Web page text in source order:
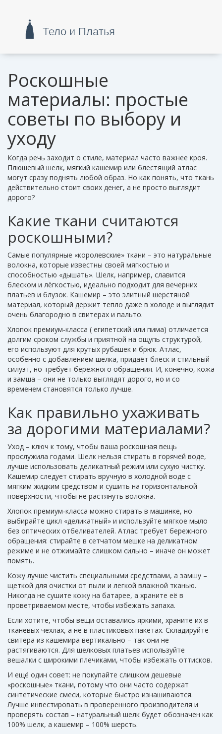
Роскошные
материалы: простые
советы по выбору и
уходу
Когда речь заходит о стиле, материал часто важнее кроя.
Плюшевый шелк, мягкий кашемир или блестящий атлас
могут сразу поднять любой образ. Но как понять, что ткань
действительно стоит своих денег, а не просто выглядит
дорого?
Какие ткани считаются
роскошными?
Самые популярные «королевские» ткани – это натуральные
волокна, которые известны своей мягкостью и
способностью «дышать». Шелк, например, славится
блеском и лёгкостью, идеально подходит для вечерних
платьев и блузок. Кашемир – это элитный шерстяной
материал, который держит тепло даже в холоде и выглядит
очень благородно в свитерах и пальто.
Хлопок премиум‑класса ( египетский или пима) отличается
долгим сроком службы и приятной на ощупь структурой,
его используют для крутых рубашек и брюк. Атлас,
особенно с добавлением шелка, придаёт блеск и стильный
силуэт, но требует бережного обращения. И, конечно, кожа
и замша – они не только выглядят дорого, но и со
временем становятся только лучше.
Как правильно ухаживать
за дорогими материалами?
Уход – ключ к тому, чтобы ваша роскошная вещь
прослужила годами. Шелк нельзя стирать в горячей воде,
лучше использовать деликатный режим или сухую чистку.
Кашемир следует стирать вручную в холодной воде с
мягким жидким средством и сушить на горизонтальной
поверхности, чтобы не растянуть волокна.
Хлопок премиум‑класса можно стирать в машинке, но
выбирайте цикл «деликатный» и используйте мягкое мыло
без оптических отбеливателей. Атлас требует бережного
обращения: стирайте в сетчатом мешке на деликатном
режиме и не отжимайте слишком сильно – иначе он может
помять.
Кожу лучше чистить специальными средствами, а замшу –
щеткой для очистки от пыли и легкой влажной тканью.
Никогда не сушите кожу на батарее, а храните её в
проветриваемом месте, чтобы избежать запаха.
Если хотите, чтобы вещи оставались яркими, храните их в
тканевых чехлах, а не в пластиковых пакетах. Складируйте
свитера из кашемира вертикально – так они не
растягиваются. Для шелковых платьев используйте
вешалки с широкими плечиками, чтобы избежать оттисков.
И ещё один совет: не покупайте слишком дешевые
«роскошные» ткани, потому что они часто содержат
синтетические смеси, которые быстро изнашиваются.
Лучше инвестировать в проверенного производителя и
проверять состав – натуральный шелк будет обозначен как
100% шелк, а кашемир – 100% шерсть.